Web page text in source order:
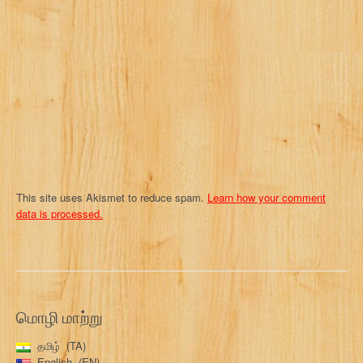
i
n
This site uses Akismet to reduce spam. Learn how your comment
data is processed.
மொழி மாற்று
தமிழ்
TA